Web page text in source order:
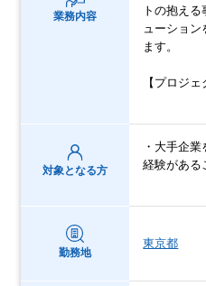
業務内容
トの抱え
ューショ
ます。
【プロジェ
対象となる方
・大手企
経験がある
勤務地
東京都